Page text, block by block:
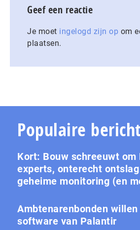
Geef een reactie
Je moet ingelogd zijn op om
plaatsen.
Populaire
Kort: Bouw schreeuwt om
experts, onterecht
geheime monitoring (en
Ambtenarenbonden willen
software van Palantir